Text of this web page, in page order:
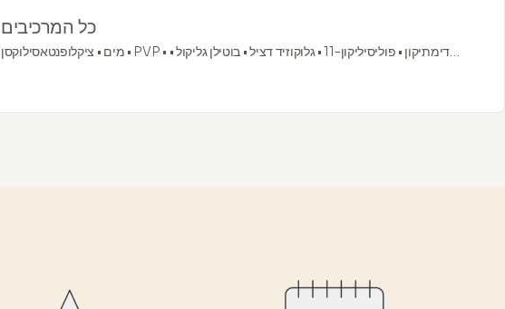
כל המרכיבים
מים • ציקלופנטאסילוקסן • PVP • דימתיקון • פוליסיליקון-11 • גלוקוזיד דציל • בוטילן גליקול •
מלטודקסטרין